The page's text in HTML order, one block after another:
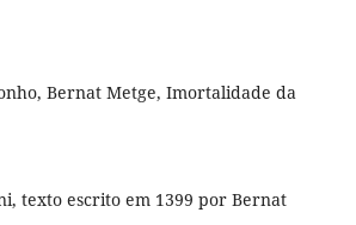
Bernat Metge, Imortalidade da
texto escrito em 1399 por Bernat